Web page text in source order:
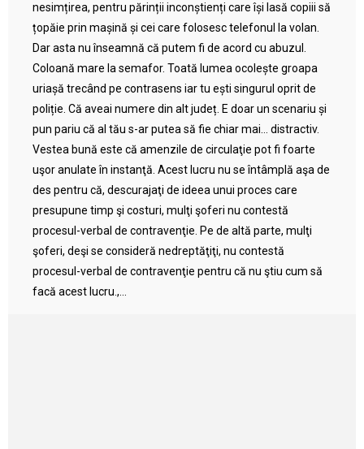
nesimțirea, pentru părinții inconștienți care își lasă copiii să
țopăie prin mașină și cei care folosesc telefonul la volan.
Dar asta nu înseamnă că putem fi de acord cu abuzul.
Coloană mare la semafor. Toată lumea ocolește groapa
uriașă trecând pe contrasens iar tu ești singurul oprit de
poliție. Că aveai numere din alt județ. E doar un scenariu și
pun pariu că al tău s-ar putea să fie chiar mai… distractiv.
Vestea bună este că amenzile de circulaţie pot fi foarte
uşor anulate în instanţă. Acest lucru nu se întâmplă aşa de
des pentru că, descurajaţi de ideea unui proces care
presupune timp şi costuri, mulţi şoferi nu contestă
procesul-verbal de contravenţie. Pe de altă parte, mulţi
şoferi, deşi se consideră nedreptăţiţi, nu contestă
procesul-verbal de contravenţie pentru că nu ştiu cum să
facă acest lucru.,...